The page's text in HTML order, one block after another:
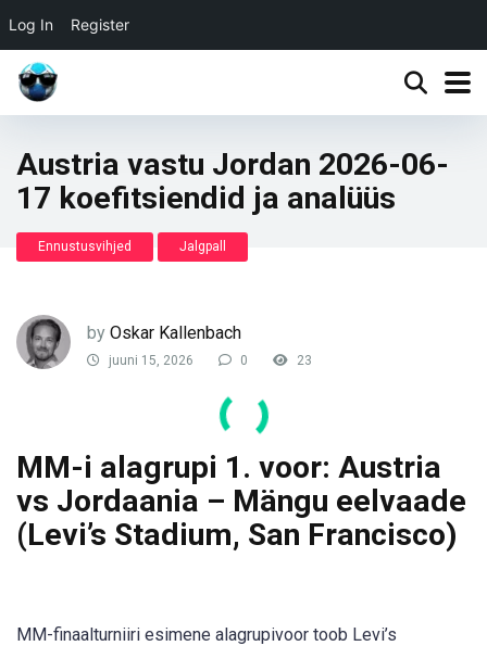
Log In Register
Austria vastu Jordan 2026-06-
17 koefitsiendid ja analüüs
Ennustusvihjed Jalgpall
by Oskar Kallenbach
juuni 15, 2026 0 23
MM-i alagrupi 1. voor: Austria
vs Jordaania – Mängu eelvaade
(Levi’s Stadium, San Francisco)
MM-finaalturniiri esimene alagrupivoor toob Levi’s